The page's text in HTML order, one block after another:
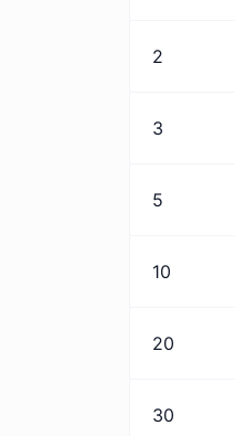
2
3
5
10
20
30